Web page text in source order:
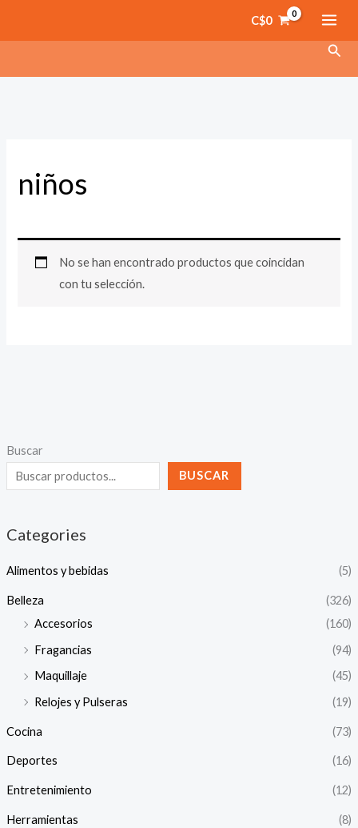
C$0
Buscar
BUSCAR
Categories
Alimentos y bebidas (5)
Belleza
(326)
Accesorios
(160)
Fragancias
(94)
Maquillaje
(45)
Relojes y Pulseras
(19)
Cocina (73)
Deportes (16)
Entretenimiento (12)
Herramientas (8)
niños
No se han encontrado productos que coincidan
con tu selección.